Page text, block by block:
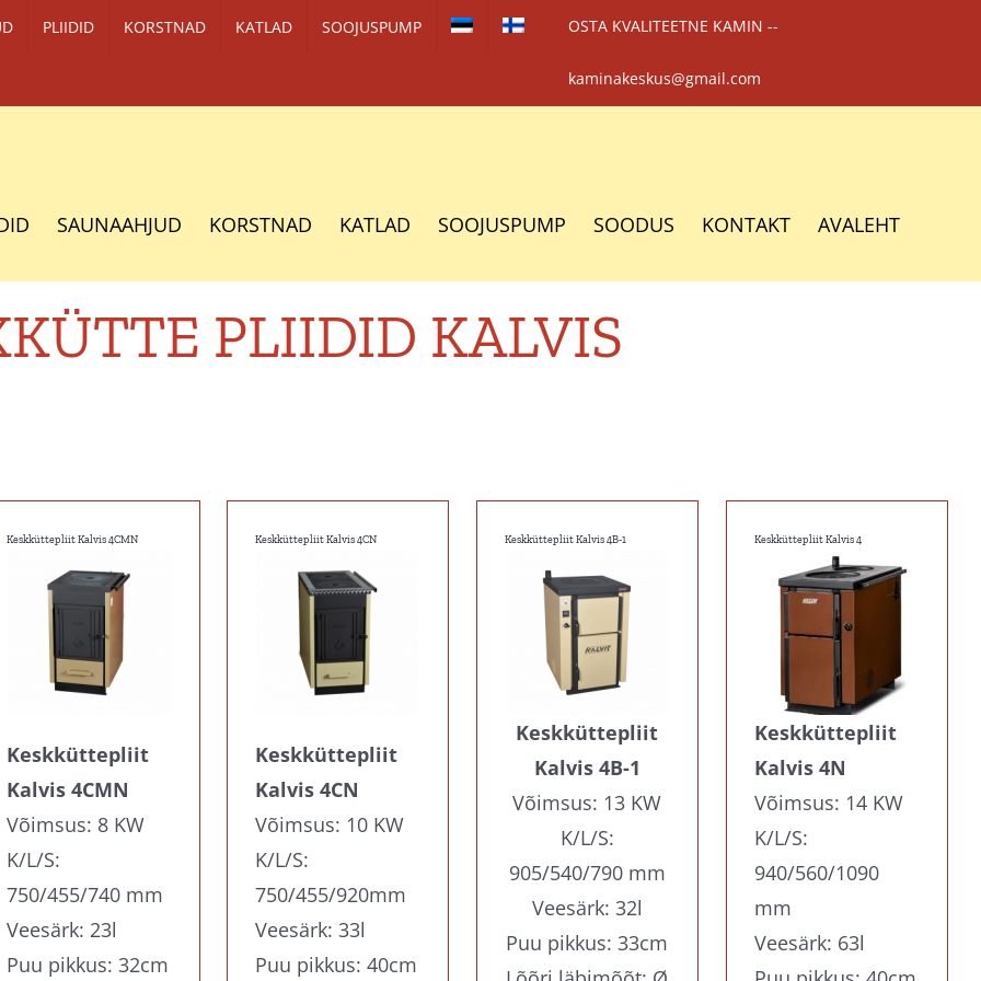
PLIIDID KORSTNAD KATLAD SOOJUSPUMP OSTA KVALITEETNE KAMIN --
kaminakeskus@gmail.com
SAUNAAHJUD KORSTNAD KATLAD SOOJUSPUMP SOODUS KONTAKT AVALEHT
PLIIDID KALVIS
Keskküttepliit Kalvis 4CMN
Keskküttepliit
Kalvis 4CMN
Võimsus: 8 KW
K/L/S:
750/455/740 mm
Veesärk: 23l
Puu pikkus: 32cm
Keskküttepliit Kalvis 4CN
Keskküttepliit
Kalvis 4CN
Võimsus: 10 KW
K/L/S:
750/455/920mm
Veesärk: 33l
Puu pikkus: 40cm
Keskküttepliit Kalvis 4B-1
Keskküttepliit
Kalvis 4B-1
Võimsus: 13 KW
K/L/S:
905/540/790 mm
Veesärk: 32l
Puu pikkus: 33cm
Keskküttepliit Kalvis 4
Keskküttepliit
Kalvis 4N
Võimsus: 14 KW
K/L/S:
940/560/1090
mm
Veesärk: 63l